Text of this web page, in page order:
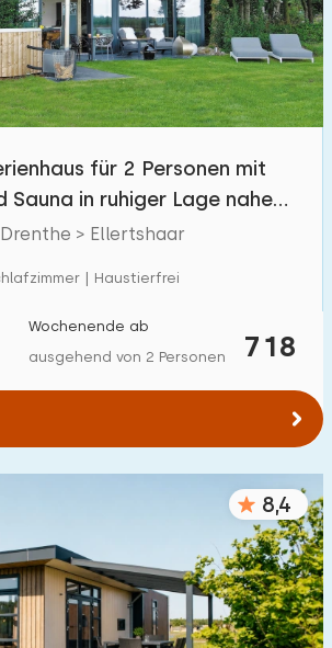
1
Garten 2
5
€ 0 — € 1000+
3 4
für 2 Personen mit
Sauna in ruhiger Lage nahe
> Ellertshaar
| Haustierfrei
718
Wochenende ab
ausgehend von 2 Personen
8,4